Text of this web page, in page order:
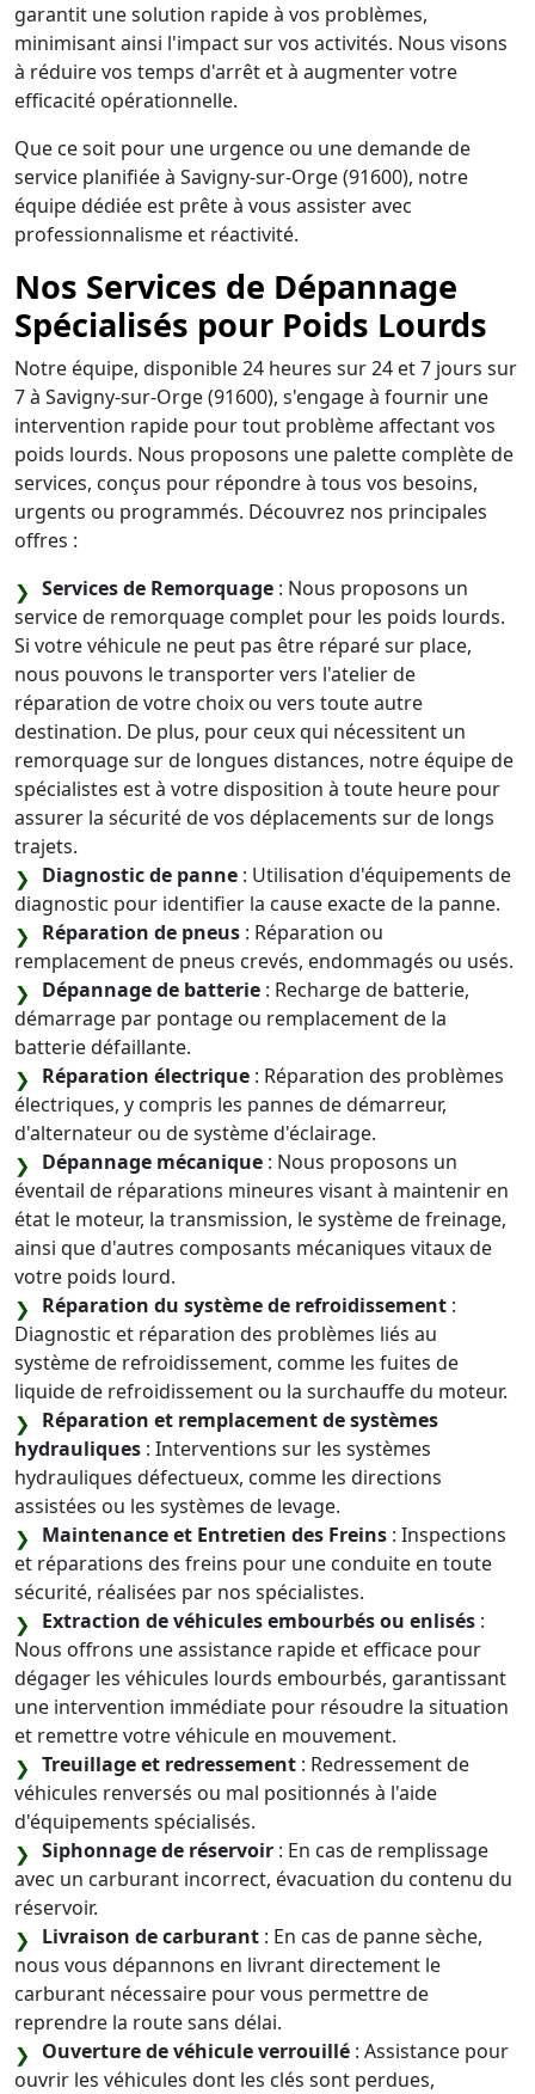
garantit une solution rapide à vos problèmes,
minimisant ainsi l'impact sur vos activités. Nous visons
à réduire vos temps d'arrêt et à augmenter votre
efficacité opérationnelle.
Que ce soit pour une urgence ou une demande de
service planifiée à Savigny-sur-Orge (91600), notre
équipe dédiée est prête à vous assister avec
professionnalisme et réactivité.
Nos Services de Dépannage
Spécialisés pour Poids Lourds
Notre équipe, disponible 24 heures sur 24 et 7 jours sur
7 à Savigny-sur-Orge (91600), s'engage à fournir une
intervention rapide pour tout problème affectant vos
poids lourds. Nous proposons une palette complète de
services, conçus pour répondre à tous vos besoins,
urgents ou programmés. Découvrez nos principales
offres :
Services de Remorquage : Nous proposons un
service de remorquage complet pour les poids lourds.
Si votre véhicule ne peut pas être réparé sur place,
nous pouvons le transporter vers l'atelier de
réparation de votre choix ou vers toute autre
destination. De plus, pour ceux qui nécessitent un
remorquage sur de longues distances, notre équipe de
spécialistes est à votre disposition à toute heure pour
assurer la sécurité de vos déplacements sur de longs
trajets.
Diagnostic de panne : Utilisation d'équipements de
diagnostic pour identifier la cause exacte de la panne.
Réparation de pneus : Réparation ou
remplacement de pneus crevés, endommagés ou usés.
Dépannage de batterie : Recharge de batterie,
démarrage par pontage ou remplacement de la
batterie défaillante.
Réparation électrique : Réparation des problèmes
électriques, y compris les pannes de démarreur,
d'alternateur ou de système d'éclairage.
Dépannage mécanique : Nous proposons un
éventail de réparations mineures visant à maintenir en
état le moteur, la transmission, le système de freinage,
ainsi que d'autres composants mécaniques vitaux de
votre poids lourd.
Réparation du système de refroidissement :
Diagnostic et réparation des problèmes liés au
système de refroidissement, comme les fuites de
liquide de refroidissement ou la surchauffe du moteur.
Réparation et remplacement de systèmes
hydrauliques : Interventions sur les systèmes
hydrauliques défectueux, comme les directions
assistées ou les systèmes de levage.
Maintenance et Entretien des Freins : Inspections
et réparations des freins pour une conduite en toute
sécurité, réalisées par nos spécialistes.
Extraction de véhicules embourbés ou enlisés :
Nous offrons une assistance rapide et efficace pour
dégager les véhicules lourds embourbés, garantissant
une intervention immédiate pour résoudre la situation
et remettre votre véhicule en mouvement.
Treuillage et redressement : Redressement de
véhicules renversés ou mal positionnés à l'aide
d'équipements spécialisés.
Siphonnage de réservoir : En cas de remplissage
avec un carburant incorrect, évacuation du contenu du
réservoir.
Livraison de carburant : En cas de panne sèche,
nous vous dépannons en livrant directement le
carburant nécessaire pour vous permettre de
reprendre la route sans délai.
Ouverture de véhicule verrouillé : Assistance pour
ouvrir les véhicules dont les clés sont perdues,